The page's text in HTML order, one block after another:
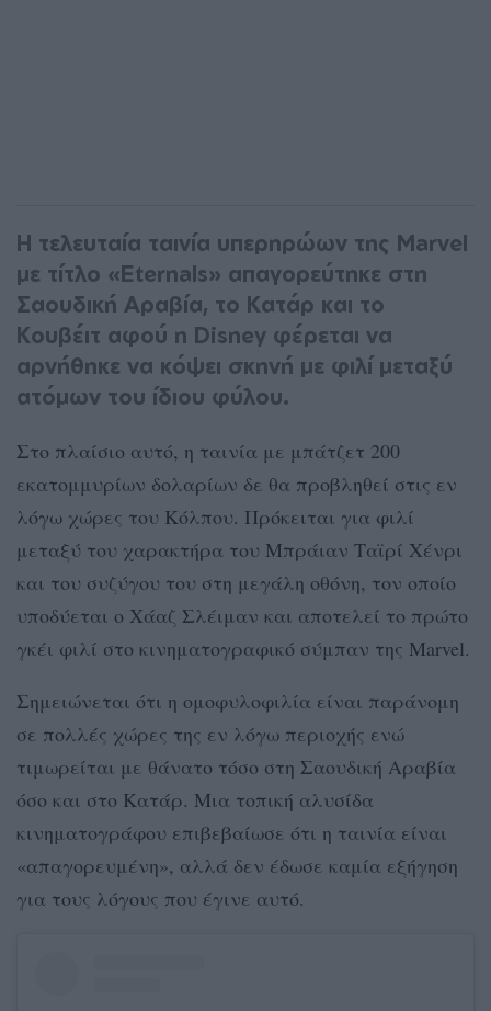
Η τελευταία ταινία υπερηρώων της Marvel
με τίτλο «Eternals» απαγορεύτηκε στη
Σαουδική Αραβία, το Κατάρ και το
Κουβέιτ αφού η Disney φέρεται να
αρνήθηκε να κόψει σκηνή με φιλί μεταξύ
ατόμων του ίδιου φύλου.
Στο πλαίσιο αυτό, η ταινία με μπάτζετ 200
εκατομμυρίων δολαρίων δε θα προβληθεί στις εν
λόγω χώρες του Κόλπου. Πρόκειται για φιλί
μεταξύ του χαρακτήρα του Μπράιαν Ταϊρί Χένρι
και του συζύγου του στη μεγάλη οθόνη, τον οποίο
υποδύεται ο Χάαζ Σλέιμαν και αποτελεί το πρώτο
γκέι φιλί στο κινηματογραφικό σύμπαν της Marvel.
Σημειώνεται ότι η ομοφυλοφιλία είναι παράνομη
σε πολλές χώρες της εν λόγω περιοχής ενώ
τιμωρείται με θάνατο τόσο στη Σαουδική Αραβία
όσο και στο Κατάρ. Μια τοπική αλυσίδα
κινηματογράφου επιβεβαίωσε ότι η ταινία είναι
«απαγορευμένη», αλλά δεν έδωσε καμία εξήγηση
για τους λόγους που έγινε αυτό.